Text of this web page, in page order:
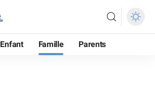
Enfant Famille Parents